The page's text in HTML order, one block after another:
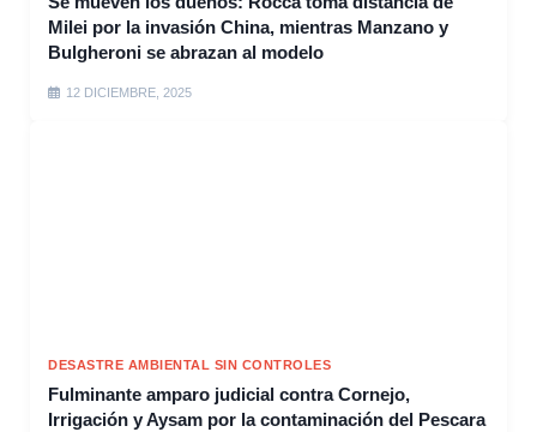
Milei por la invasión China, mientras Manzano y
Bulgheroni se abrazan al modelo
12 DICIEMBRE, 2025
DESASTRE AMBIENTAL SIN CONTROLES
Fulminante amparo judicial contra Cornejo,
Irrigación y Aysam por la contaminación del Pescara